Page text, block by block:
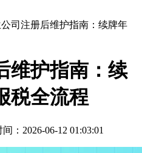
司注册后维护指南：续牌年
维护指南：续
税全流程
：2026-06-12 01:03:01